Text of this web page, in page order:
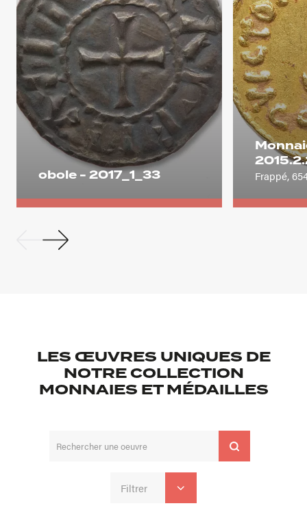
obole - 2017_1_33 Frappé,
LES ŒUVRES UNIQUES DE
NOTRE COLLECTION
MONNAIES ET MÉDAILLES
Filtrer